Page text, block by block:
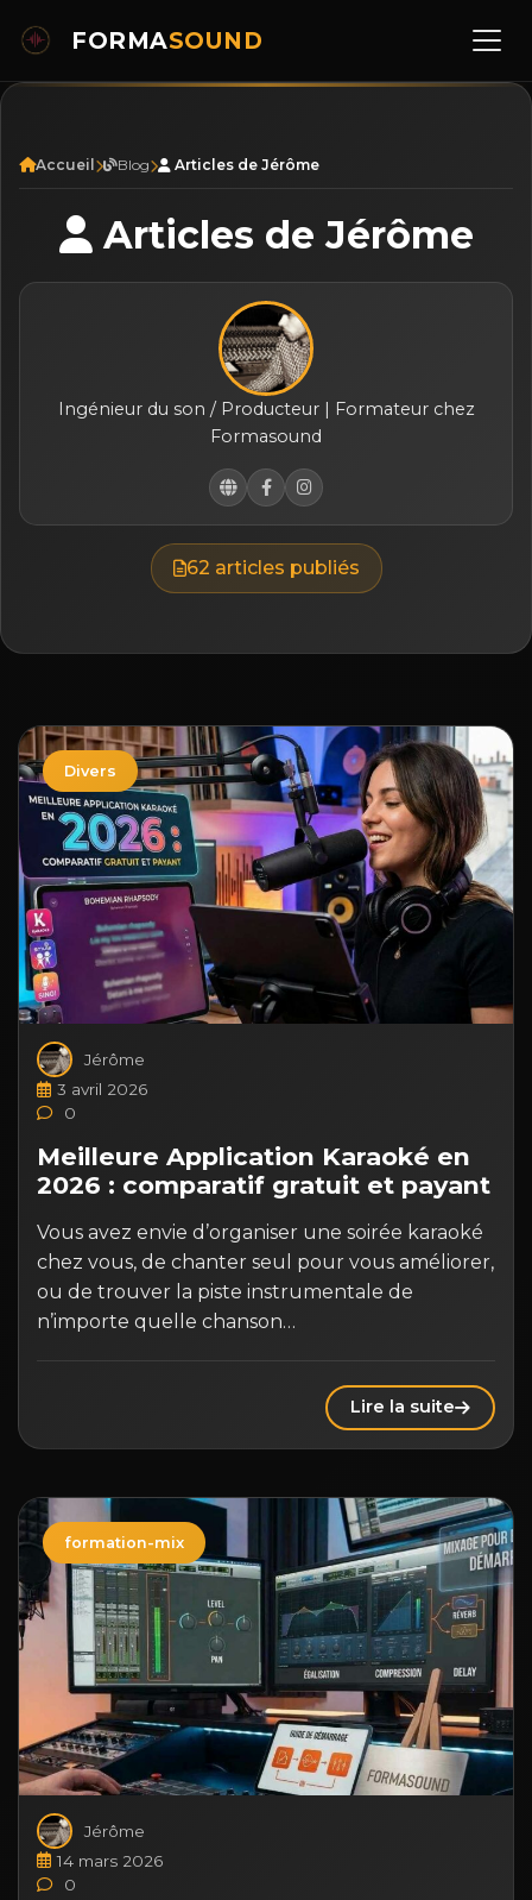
FORMASOUND
Accueil Blog Articles de Jérôme
Articles de Jérôme
Ingénieur du son / Producteur | Formateur chez
Formasound
62 articles publiés
Divers
Jérôme
3 avril 2026
0
Meilleure Application Karaoké en
2026 : comparatif gratuit et payant
Vous avez envie d’organiser une soirée karaoké
chez vous, de chanter seul pour vous améliorer,
ou de trouver la piste instrumentale de
n’importe quelle chanson…
Lire la suite
formation-mix
Jérôme
14 mars 2026
0